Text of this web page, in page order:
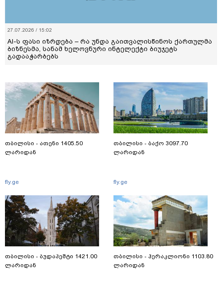
27.07.2026 / 15:02
AI-ს ფასი იზრდება – რა უნდა გაითვალისწინოს ქართულმა
ბიზნესმა, სანამ ხელოვნური ინტელექტი ბიუჯეტს
გადააჭარბებს
თბილისი - ათენი 1405.50
ლარიდან
fly.ge
თბილისი - ბუდაპეშტი 1421.00
ლარიდან
თბილისი - ბაქო 3097.70
ლარიდან
fly.ge
თბილისი - ჰერაკლიონი 1103.80
ლარიდან